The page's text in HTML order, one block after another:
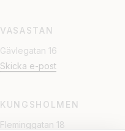
VASASTAN
Gävlegatan 16
Skicka e-post
KUNGSHOLMEN
Fleminggatan 18